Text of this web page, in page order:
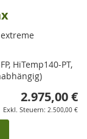
HiTemp140-PT,
2.975,00 €
2.500,00 €